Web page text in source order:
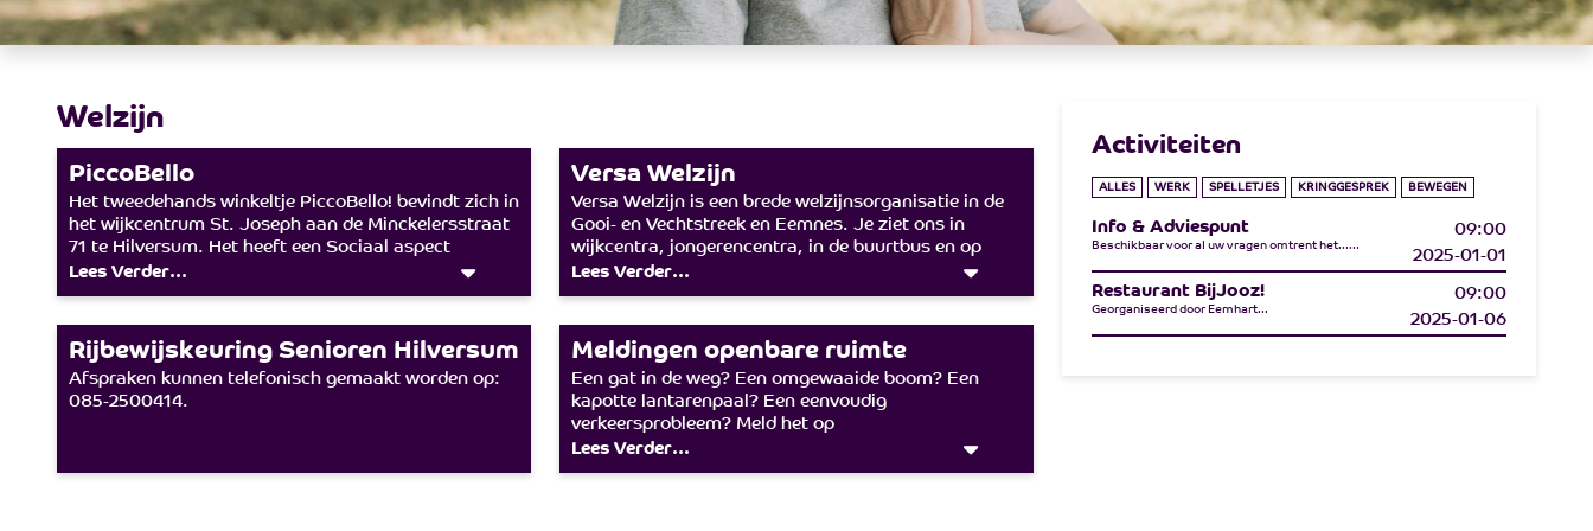
Welzijn
PiccoBello
Het tweedehands winkeltje PiccoBello! bevindt zich in
het wijkcentrum St. Joseph aan de Minckelersstraat
71 te Hilversum. Het heeft een Sociaal aspect
waardoor men er niet alleen voor een nieuwe outfit
terecht kan, maar ook voor een babbeltje onder het
ingebracht door mensen uit buurt en het aanbod is
heel divers. Wat er in de winkel komt te hangen,
moet in goede staat zijn. Kom gerust een keer langs
tijdens onze openingstijden op ma, wo en vr tussen
Lees Verder...
Versa Welzijn
Versa Welzijn is een brede welzijnsorganisatie in de
Gooi- en Vechtstreek en Eemnes. Je ziet ons in
wijkcentra, jongerencentra, in de buurtbus en op
straat. Samen bouwen we aan verbonden buurten.
Voor meer informatie bezoekt u www.versawelzijn.nl.
Lees Verder...
Rijbewijskeuring Senioren Hilversum
Afspraken kunnen telefonisch gemaakt worden op:
085-2500414.
Meldingen openbare ruimte
Een gat in de weg? Een omgewaaide boom? Een
kapotte lantarenpaal? Een eenvoudig
verkeersprobleem? Meld het op
www.hilversum.nl/melding-doen/melding-openbare-
ruimte.
Lees Verder...
Activiteiten
ALLES WERK SPELLETJES KRINGGESPREK BEWEGEN
Info & Adviespunt
Beschikbaar voor al uw vragen omtrent het......
09:00
2025-01-01
Restaurant BijJooz!
Georganiseerd door Eemhart...
09:00
2025-01-06